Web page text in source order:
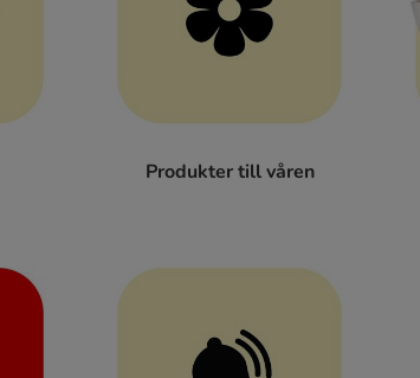
Produkter till våren